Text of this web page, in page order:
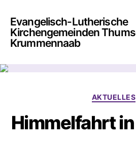
Evangelisch-Lutherische
Kirchengemeinden
Krummennaab
AKTUELLES
Himmelfahrt